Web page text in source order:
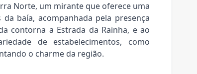
Norte, um mirante que oferece uma
baía, acompanhada pela presença
contorna a Estrada da Rainha, e ao
de estabelecimentos, como
o charme da região.